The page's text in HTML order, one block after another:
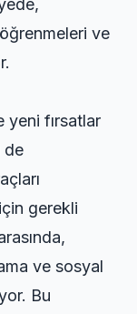
ve
yeni fırsatlar
de
gerekli
ve sosyal
Bu